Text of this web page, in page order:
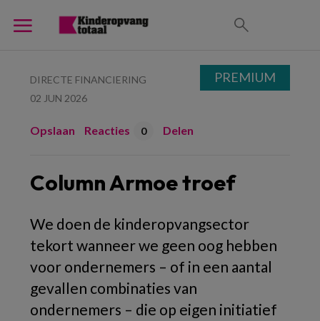
DIRECTE FINANCIERING
02 JUN 2026
Opslaan Reacties 0 Delen
Column Armoe troef
We doen de kinderopvangsector
tekort wanneer we geen oog hebben
voor ondernemers – of in een aantal
gevallen combinaties van
ondernemers – die op eigen initiatief
PREMIUM